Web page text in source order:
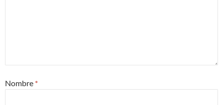
Nombre *